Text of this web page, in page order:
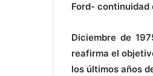
Ford-
Diciembre de
reafirma el
los últimos años